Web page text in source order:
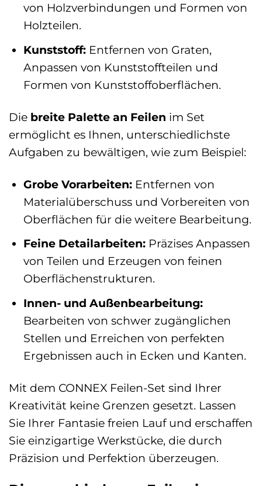
von Holzverbindungen und Formen von
Holzteilen.
Kunststoff:Entfernen von Graten,
Anpassen von Kunststoffteilen und
Formen von Kunststoffoberflächen.
Die breite Palette an Feilen im Set
ermöglicht es Ihnen, unterschiedlichste
Aufgaben zu bewältigen, wie zum Beispiel:
Grobe Vorarbeiten:Entfernen von
Materialüberschuss und Vorbereiten von
Oberflächen für die weitere Bearbeitung.
Feine Detailarbeiten:Präzises Anpassen
von Teilen und Erzeugen von feinen
Oberflächenstrukturen.
Innen- und Außenbearbeitung:
Bearbeiten von schwer zugänglichen
Stellen und Erreichen von perfekten
Ergebnissen auch in Ecken und Kanten.
Mit dem CONNEX Feilen-Set sind Ihrer
Kreativität keine Grenzen gesetzt. Lassen
Sie Ihrer Fantasie freien Lauf und erschaffen
Sie einzigartige Werkstücke, die durch
Präzision und Perfektion überzeugen.